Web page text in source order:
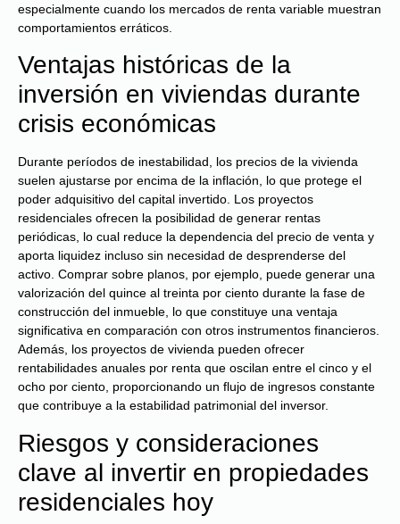
especialmente cuando los mercados de renta variable muestran
comportamientos erráticos.
Ventajas históricas de la
inversión en viviendas durante
crisis económicas
Durante períodos de inestabilidad, los precios de la vivienda
suelen ajustarse por encima de la inflación, lo que protege el
poder adquisitivo del capital invertido. Los proyectos
residenciales ofrecen la posibilidad de generar rentas
periódicas, lo cual reduce la dependencia del precio de venta y
aporta liquidez incluso sin necesidad de desprenderse del
activo. Comprar sobre planos, por ejemplo, puede generar una
valorización del quince al treinta por ciento durante la fase de
construcción del inmueble, lo que constituye una ventaja
significativa en comparación con otros instrumentos financieros.
Además, los proyectos de vivienda pueden ofrecer
rentabilidades anuales por renta que oscilan entre el cinco y el
ocho por ciento, proporcionando un flujo de ingresos constante
que contribuye a la estabilidad patrimonial del inversor.
Riesgos y consideraciones
clave al invertir en propiedades
residenciales hoy